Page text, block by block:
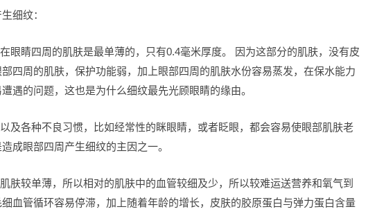
细纹：
眼睛四周的肌肤是最单薄的，只有0.4毫米厚度。 因为这部分的肌肤，没有皮
四周的肌肤，保护功能弱，加上眼部四周的肌肤水份容易蒸发，在保水能力
遇的问题，这也是为什么细纹最先光顾眼睛的缘由。
及各种不良习惯，比如经常性的眯眼睛，或者眨眼，都会容易使眼部肌肤老
成眼部四周产生细纹的主因之一。
肤较单薄，所以相对的肌肤中的血管较细及少，所以较难运送营养和氧气到
血管循环容易停滞，加上随着年龄的增长，皮肤的胶原蛋白与弹力蛋白含量